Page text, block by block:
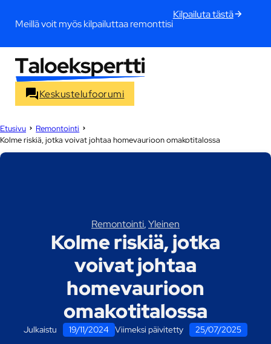
Meillä voit myös kilpailuttaa remonttisi
Kilpailuta tästä
Keskustelufoorumi
Etusivu
Remontointi
Kolme riskiä, jotka voivat johtaa homevaurioon omakotitalossa
Remontointi,Yleinen
Kolme riskiä, jotka
voivat johtaa
homevaurioon
omakotitalossa
Julkaistu 19/11/2024 Viimeksi päivitetty 25/07/2025